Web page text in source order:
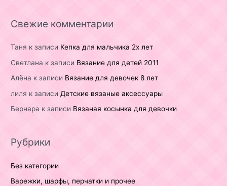
Свежие комментарии
Таня к записи Кепка для мальчика 2х лет
Светлана к записи Вязание для детей 2011
Алёна к записи Вязание для девочек 8 лет
лиля к записи Детские вязаные аксессуары
Бернара к записи Вязаная косынка для девочки
Рубрики
Без категории
Варежки, шарфы, перчатки и прочее